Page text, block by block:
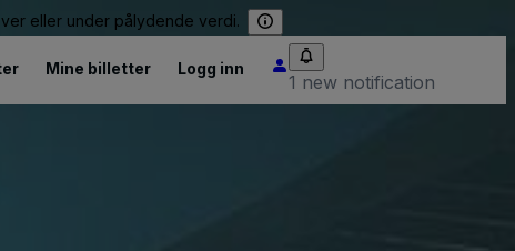
eller under pålydende verdi.
Mine billetter Logg inn
1 new notification